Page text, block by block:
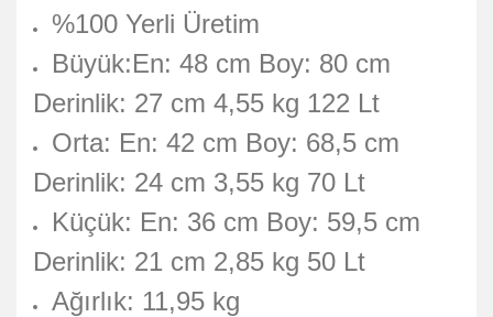
%100 Yerli Üretim
Büyük:En: 48 cm Boy: 80 cm
Derinlik: 27 cm 4,55 kg 122 Lt
Orta: En: 42 cm Boy: 68,5 cm
Derinlik: 24 cm 3,55 kg 70 Lt
Küçük: En: 36 cm Boy: 59,5 cm
Derinlik: 21 cm 2,85 kg 50 Lt
Ağırlık: 11,95 kg